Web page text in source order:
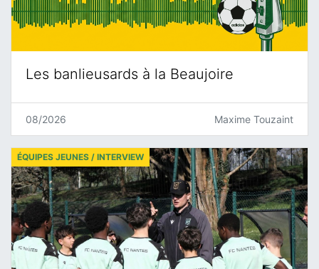
Les banlieusards à la Beaujoire
08/2026 Maxime Touzaint
ÉQUIPES JEUNES / INTERVIEW